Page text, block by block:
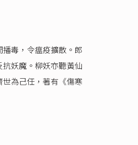
毒，令瘟疫擴散。郎
妖魔。柳妖亦聽黃仙
為己任，著有《傷寒